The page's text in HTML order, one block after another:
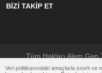
BİZİ TAKİP ET
Tüm Hakları
Çerezler ile ilgili bilgi için
Veri politikasındaki amaçlarla sınırlı